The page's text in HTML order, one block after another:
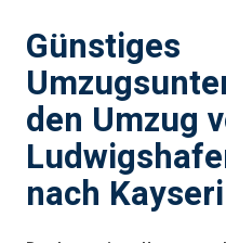
Günstiges
den Umzug
nach Kayseri